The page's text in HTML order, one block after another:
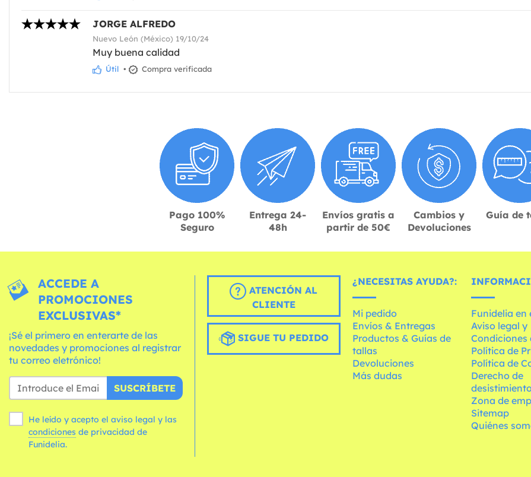
JORGE ALFREDO
Nuevo León (México) 19/10/24
Muy buena calidad
Útil • Compra verificada
Pago 100%
Seguro
Entrega 24-
48h
Envíos gratis a
partir de 50€
Cambios y
Devoluciones
Guía de
ACCEDE A
PROMOCIONES
EXCLUSIVAS*
¡Sé el primero en enterarte de las
novedades y promociones al registrar
tu correo eletrónico!
SUSCRÍBETE
He leído y acepto el aviso legal y las
condiciones
Funidelia.
ATENCIÓN AL
CLIENTE
SIGUE TU PEDIDO
¿NECESITAS AYUDA?:
Mi pedido
Envíos & Entregas
Productos & Guías de
tallas
Devoluciones
Más dudas
Funidelia en
Aviso legal y
Condiciones
Política de
Política de
Derecho de
Zona de
Sitemap
Quiénes